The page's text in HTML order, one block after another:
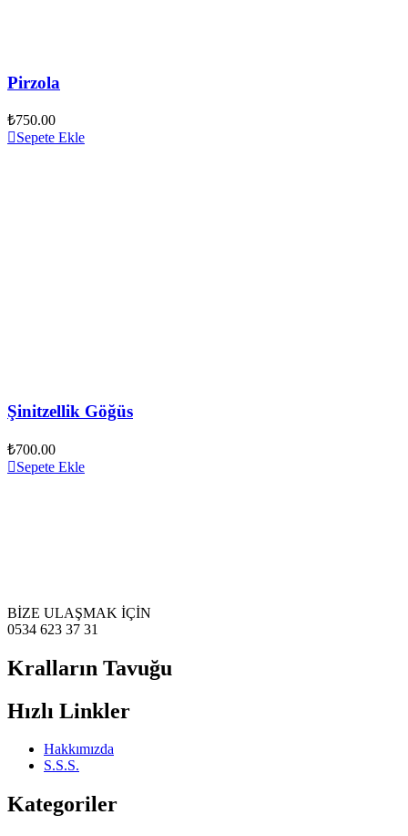
Pirzola
₺750.00
Sepete Ekle
Şinitzellik Göğüs
₺700.00
Sepete Ekle
BİZE ULAŞMAK İÇİN
0534 623 37 31
Kralların Tavuğu
Hızlı Linkler
Hakkımızda
S.S.S.
Kategoriler